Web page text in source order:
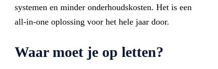
systemen en minder onderhoudskosten. Het is een
all-in-one oplossing voor het hele jaar door.
Waar moet je op letten?